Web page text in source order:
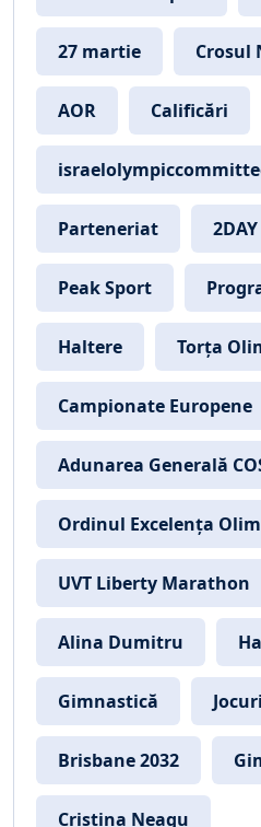
27 martie Crosul
AOR Calificări
Parteneriat
Peak Sport
Haltere Torța
Campionate Europene
Adunarea Generală
Ordinul Excelența
UVT Liberty Marathon
Alina Dumitru
Gimnastică
Brisbane 2032
Cristina Neagu